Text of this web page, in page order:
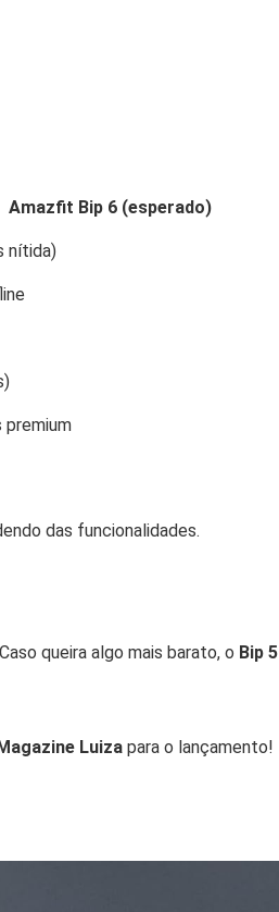
Amazfit Bip 6 (esperado)
nítida)
premium
das funcionalidades.
queira algo mais barato, o Bip 5
Luiza para o lançamento!